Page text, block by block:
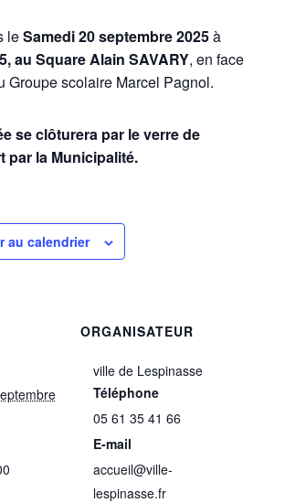
leSamedi 20 septembre 2025à
au Square Alain SAVARY, en face
Groupe scolaire Marcel Pagnol.
se clôturera par le verre de
par la Municipalité.
au calendrier
ORGANISATEUR
ville de Lespinasse
Téléphone
05 61 35 41 66
E-mail
accueil@ville-
lespinasse.fr